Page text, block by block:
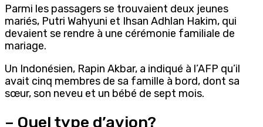
Parmi les passagers se trouvaient deux jeunes
mariés, Putri Wahyuni et Ihsan Adhlan Hakim, qui
devaient se rendre à une cérémonie familiale de
mariage.
Un Indonésien, Rapin Akbar, a indiqué à l’AFP qu’il
avait cinq membres de sa famille à bord, dont sa
sœur, son neveu et un bébé de sept mois.
– Quel type d’avion?